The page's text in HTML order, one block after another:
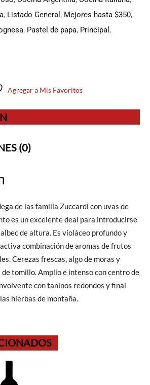
, Listado General , Mejores hasta $350,
, Pastel de papa, Principal ,
Agregar a Mis Favoritos
(0)
de las familia Zuccardi con uvas de
es un excelente deal para introducirse
de altura. Es violáceo profundo y
combinación de aromas de frutos
Cerezas frescas, algo de moras y
tomillo. Amplio e intenso con centro de
con taninos redondos y final
hierbas de montaña.